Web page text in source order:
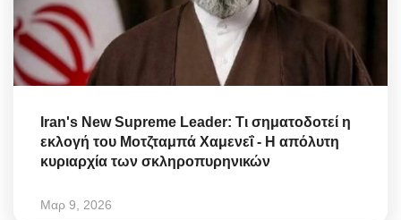
Iran's New Supreme Leader: Τι σηματοδοτεί η
εκλογή του Μοτζταμπά Χαμενεΐ - Η απόλυτη
κυριαρχία των σκληροπυρηνικών
Μαρ 9, 2026